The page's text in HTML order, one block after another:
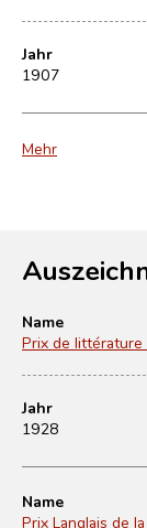
Jahr
1907
Mehr
Name
Prix de littérature
Jahr
1928
Name
Prix Langlais de